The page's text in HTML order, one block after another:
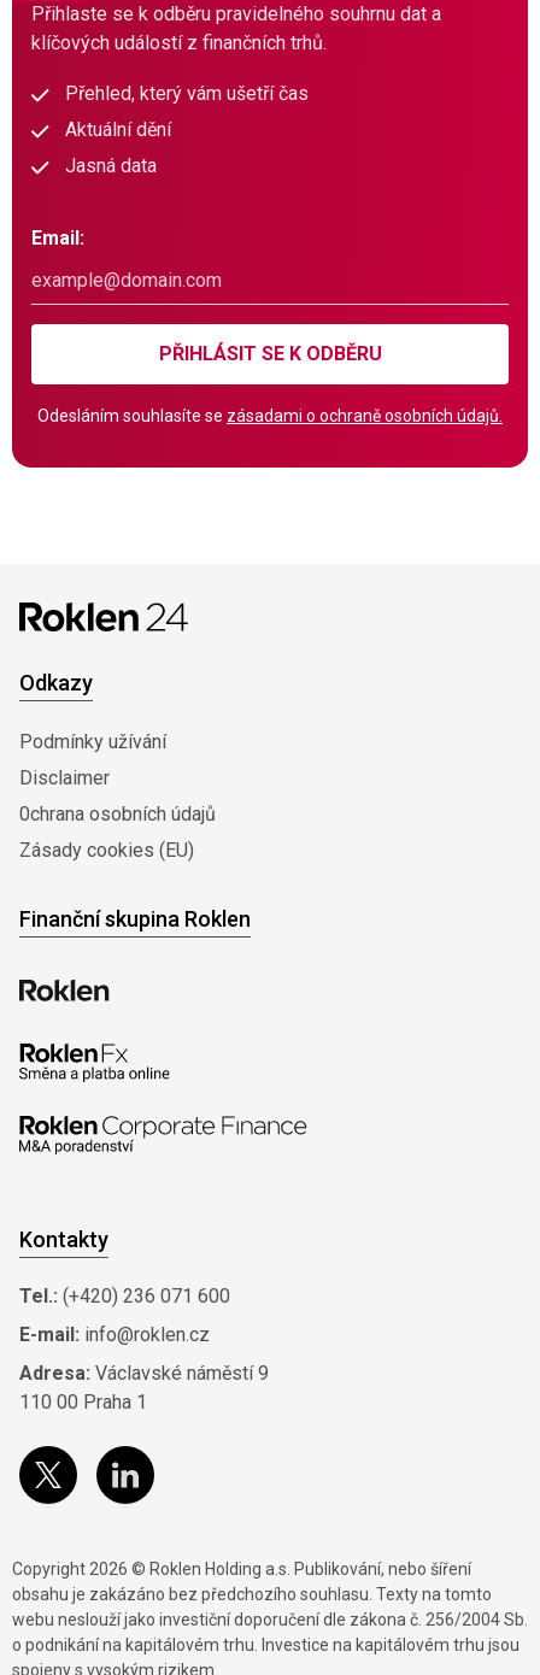
Přihlaste se k odběru pravidelného souhrnu dat a
klíčových událostí z finančních trhů.
Přehled, který vám ušetří čas
Aktuální dění
Jasná data
Email:
PŘIHLÁSIT SE K ODBĚRU
Odesláním souhlasíte se zásadami o ochraně osobních údajů.
Odkazy
Podmínky užívání
Disclaimer
0chrana osobních údajů
Zásady cookies (EU)
Finanční skupina Roklen
Kontakty
Tel.: (+420) 236 071 600
E-mail: info@roklen.cz
Adresa: Václavské náměstí 9
110 00 Praha 1
Copyright 2026 © Roklen Holding a.s. Publikování, nebo šíření
obsahu je zakázáno bez předchozího souhlasu. Texty na tomto
webu neslouží jako investiční doporučení dle zákona č. 256/2004 Sb.
o podnikání na kapitálovém trhu. Investice na kapitálovém trhu jsou
spojeny s vysokým rizikem.